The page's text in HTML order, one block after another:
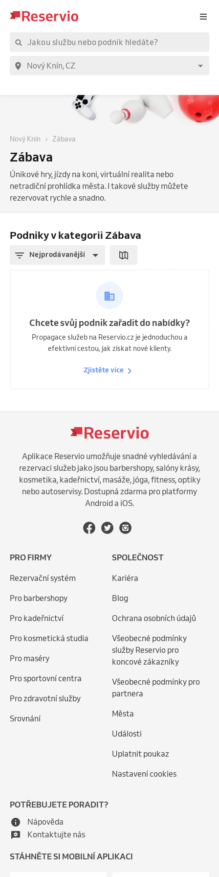
Nový Knín Zábava
Zábava
Únikové hry, jízdy na koni, virtuální realita nebo
netradiční prohlídka města. I takové služby můžete
rezervovat rychle a snadno.
Podniky v kategorii Zábava
Nejprodávanější
Chcete svůj podnik zařadit do nabídky?
Propagace služeb na Reservio.cz je jednoduchou a
efektivní cestou, jak získat nové klienty.
Zjistěte více
Aplikace Reservio umožňuje snadné vyhledávání a
rezervaci služeb jako jsou barbershopy, salóny krásy,
kosmetika, kadeřnictví, masáže, jóga, fitness, optiky
nebo autoservisy. Dostupná zdarma pro platformy
Android a iOS.
PRO FIRMY
Rezervační systém
Pro barbershopy
Pro kadeřnictví
Pro kosmetická studia
Pro maséry
Pro sportovní centra
Pro zdravotní služby
Srovnání
SPOLEČNOST
Kariéra
Blog
Ochrana osobních údajů
Všeobecné podmínky
služby Reservio pro
koncové zákazníky
Všeobecné podmínky pro
partnera
Města
Události
Uplatnit poukaz
Nastavení cookies
POTŘEBUJETE PORADIT?
Nápověda
Kontaktujte nás
STÁHNĚTE SI MOBILNÍ APLIKACI